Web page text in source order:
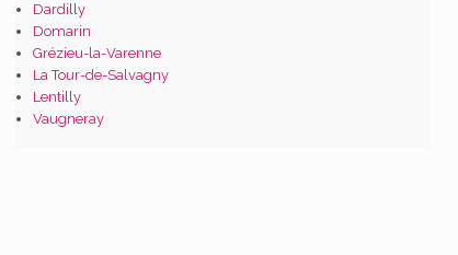
Dardilly
Domarin
Grézieu-la-Varenne
La Tour-de-Salvagny
Lentilly
Vaugneray